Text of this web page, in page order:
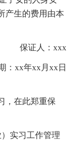
产生的费用由本
保证人：xxx
xx年xx月xx日
，在此郑重保
实习工作管理